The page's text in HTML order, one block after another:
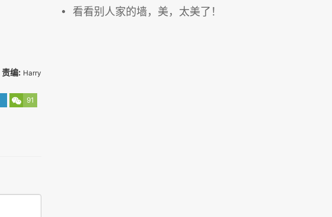
责编: Harry
91
看看别人家的墙，美，太美了！